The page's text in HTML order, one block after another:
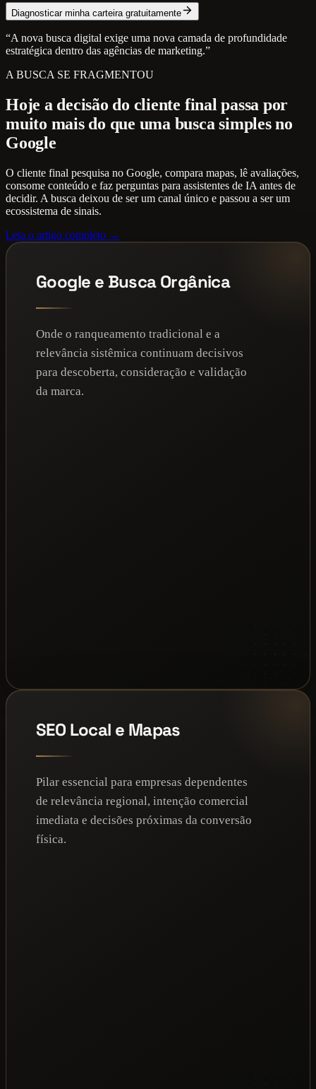
Diagnosticar minha carteira gratuitamente
“A nova busca digital exige uma nova camada de profundidade
estratégica dentro das agências de marketing.”
A BUSCA SE FRAGMENTOU
Hoje a decisão do cliente final passa por
muito mais do que uma busca simples no
Google
O cliente final pesquisa no Google, compara mapas, lê avaliações,
consome conteúdo e faz perguntas para assistentes de IA antes de
decidir. A busca deixou de ser um canal único e passou a ser um
ecossistema de sinais.
Leia o artigo completo →
Google e Busca Orgânica
Onde o ranqueamento tradicional e a
relevância sistêmica continuam decisivos
para descoberta, consideração e validação
da marca.
SEO Local e Mapas
Pilar essencial para empresas dependentes
de relevância regional, intenção comercial
imediata e decisões próximas da conversão
física.